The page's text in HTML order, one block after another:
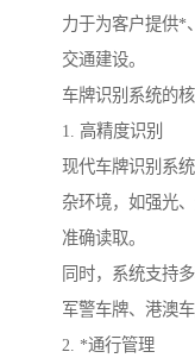
力于为客户提供*
交通建设。
车牌识别系统的
1. 高精度识别
现代车牌识别系
杂环境，如强光
准确读取。
同时，系统支持
军警车牌、港澳
2. *通行管理